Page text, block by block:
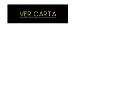
VER CARTA